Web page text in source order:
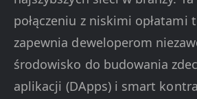
połączeniu z niskimi opłatami
zapewnia deweloperom
środowisko do budowania
aplikacji (DApps) i smart